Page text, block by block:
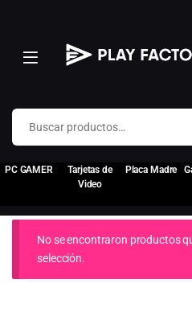
Buscar por:
PC GAMER
Tarjetas de
Video
Placa Madre
No se encontraron productos
selección.